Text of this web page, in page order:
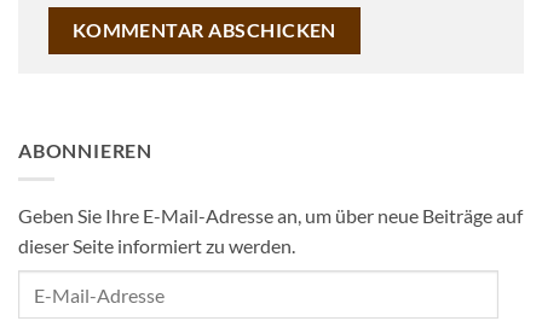
ABONNIEREN
Geben Sie Ihre E-Mail-Adresse an, um über neue Beiträge auf
dieser Seite informiert zu werden.